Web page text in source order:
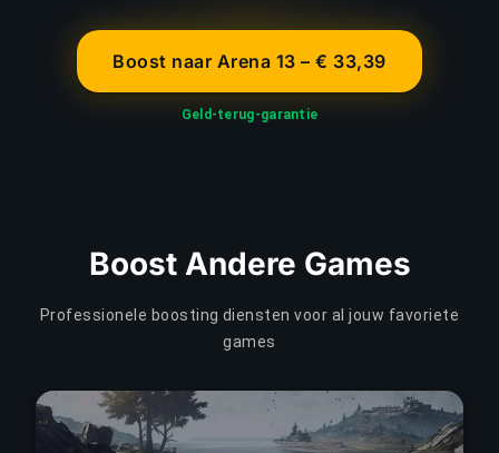
Boost naar Arena 13 – € 33,39
Geld-terug-garantie
Boost Andere Games
Professionele boosting diensten voor al jouw favoriete
games